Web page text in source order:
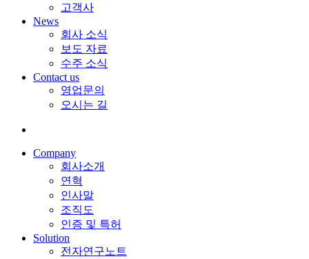
고객사
News
회사 소식
보도 자료
수주 소식
Contact us
영업문의
오시는 길
Company
회사소개
연혁
인사말
조직도
인증 및 특허
Solution
전자연구노트